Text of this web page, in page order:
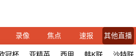
录像 焦点 速报 其他直播